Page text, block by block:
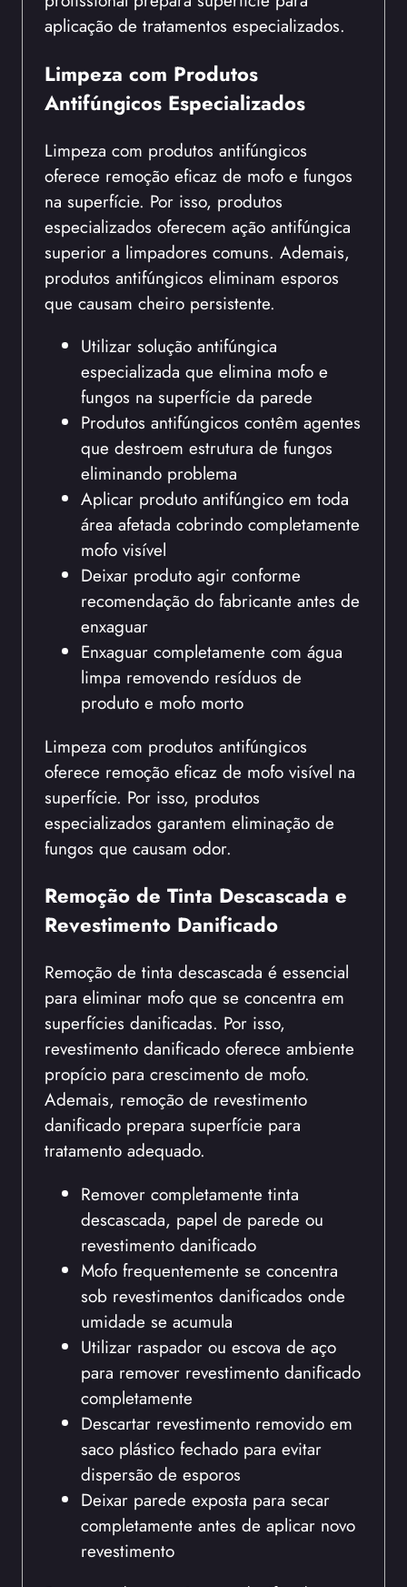
aplicação de tratamentos especializados.
Limpeza com Produtos
Antifúngicos Especializados
Limpeza com produtos antifúngicos
oferece remoção eficaz de mofo e fungos
na superfície. Por isso, produtos
especializados oferecem ação antifúngica
superior a limpadores comuns. Ademais,
produtos antifúngicos eliminam esporos
que causam cheiro persistente.
Utilizar solução antifúngica
especializada que elimina mofo e
fungos na superfície da parede
Produtos antifúngicos contêm agentes
que destroem estrutura de fungos
eliminando problema
Aplicar produto antifúngico em toda
área afetada cobrindo completamente
mofo visível
Deixar produto agir conforme
recomendação do fabricante antes de
enxaguar
Enxaguar completamente com água
limpa removendo resíduos de
produto e mofo morto
Limpeza com produtos antifúngicos
oferece remoção eficaz de mofo visível na
superfície. Por isso, produtos
especializados garantem eliminação de
fungos que causam odor.
Remoção de Tinta Descascada e
Revestimento Danificado
Remoção de tinta descascada é essencial
para eliminar mofo que se concentra em
superfícies danificadas. Por isso,
revestimento danificado oferece ambiente
propício para crescimento de mofo.
Ademais, remoção de revestimento
danificado prepara superfície para
tratamento adequado.
Remover completamente tinta
descascada, papel de parede ou
revestimento danificado
Mofo frequentemente se concentra
sob revestimentos danificados onde
umidade se acumula
Utilizar raspador ou escova de aço
para remover revestimento danificado
completamente
Descartar revestimento removido em
saco plástico fechado para evitar
dispersão de esporos
Deixar parede exposta para secar
completamente antes de aplicar novo
revestimento